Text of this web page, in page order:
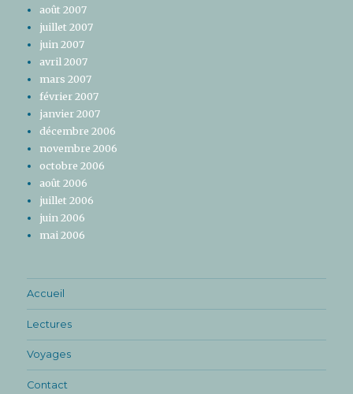
août 2007
juillet 2007
juin 2007
avril 2007
mars 2007
février 2007
janvier 2007
décembre 2006
novembre 2006
octobre 2006
août 2006
juillet 2006
juin 2006
mai 2006
Accueil
Lectures
Voyages
Contact